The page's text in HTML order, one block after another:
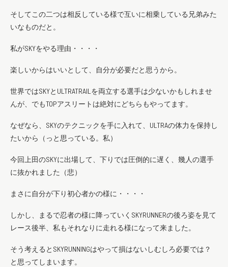
そしてこの二つは相反している様で互いに相乗している兄弟みた
いなものだと。
私がSKYをやる理由・・・・
楽しいからはいいとして、自分が必要だと思うから。
世界ではSKYとULTRATRAILを両立する選手は少ないかもしれませ
んが、でもTOPアスリートは絶対にどちらもやってます。
なぜなら、SKYのテクニックを手に入れて、ULTRAの体力を保持し
たいから（っと思っている。私）
今回上田のSKYに出場して、下りでは圧倒的に遅く、幾人の選手
に抜かれました（悲）
まさに自分が下り初心者かの様に・・・・
しかし、まるで忍者の様に降っていくSKYRUNNERの後ろ姿を見て
レース後半、私もそれなりに走れる様になって来ました。
そう考えるとSKYRUNNINGはやって損はないしむしろ必要では？
と思ってしまいます。